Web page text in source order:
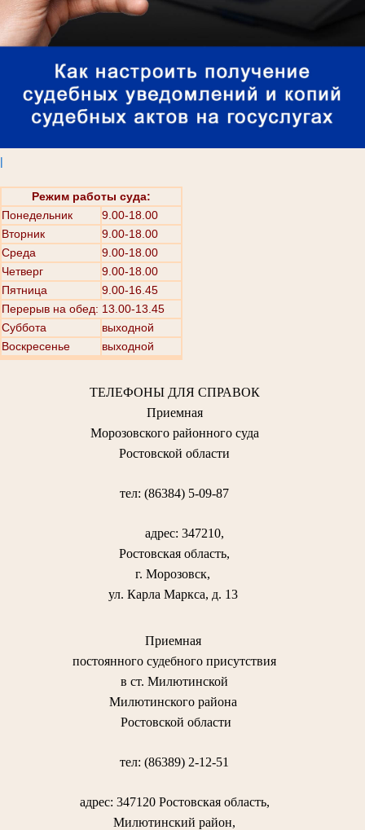
|
Режим работы суда:
Понедельник
9.00-18.00
Вторник
9.00-18.00
Среда
9.00-18.00
Четверг
9.00-18.00
Пятница
9.00-16.45
Перерыв на обед: 13.00-13.45
Суббота
выходной
Воскресенье
выходной
ТЕЛЕФОНЫ ДЛЯ СПРАВОК
Приемная
Морозовского районного суда
Ростовской области
тел: (86384) 5-09-87
адрес: 347210,
Ростовская область,
г. Морозовск,
ул. Карла Маркса, д. 13
Приемная
постоянного судебного присутствия
в ст. Милютинской
Милютинского района
Ростовской области
тел: (86389) 2-12-51
адрес: 347120 Ростовская область,
Милютинский район,